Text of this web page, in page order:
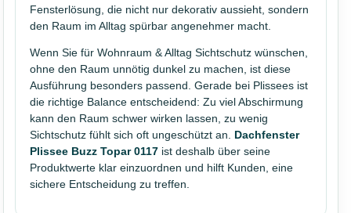
Fensterlösung, die nicht nur dekorativ aussieht, sondern
den Raum im Alltag spürbar angenehmer macht.
Wenn Sie für Wohnraum & Alltag Sichtschutz wünschen,
ohne den Raum unnötig dunkel zu machen, ist diese
Ausführung besonders passend. Gerade bei Plissees ist
die richtige Balance entscheidend: Zu viel Abschirmung
kann den Raum schwer wirken lassen, zu wenig
Sichtschutz fühlt sich oft ungeschützt an. Dachfenster
Plissee Buzz Topar 0117 ist deshalb über seine
Produktwerte klar einzuordnen und hilft Kunden, eine
sichere Entscheidung zu treffen.